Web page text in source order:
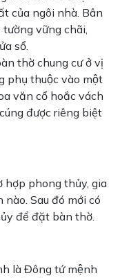
của ngôi nhà. Bân
vững chãi,
sổ.
thờ chung cư ở vị
phụ thuộc vào một
văn cổ hoắc vách
được riêng biệt
phong thủy, gia
Sau đó mới có
để đặt bàn thờ.
là Đông tứ mệnh